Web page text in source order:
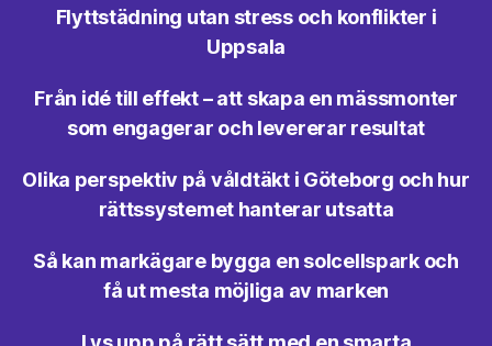
Flyttstädning utan stress och konflikter i
Uppsala
Från idé till effekt – att skapa en mässmonter
som engagerar och levererar resultat
Olika perspektiv på våldtäkt i Göteborg och hur
rättssystemet hanterar utsatta
Så kan markägare bygga en solcellspark och
få ut mesta möjliga av marken